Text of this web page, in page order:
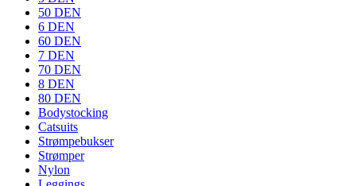
50 DEN
6 DEN
60 DEN
7 DEN
70 DEN
8 DEN
80 DEN
Bodystocking
Catsuits
Strømpebukser
Strømper
Nylon